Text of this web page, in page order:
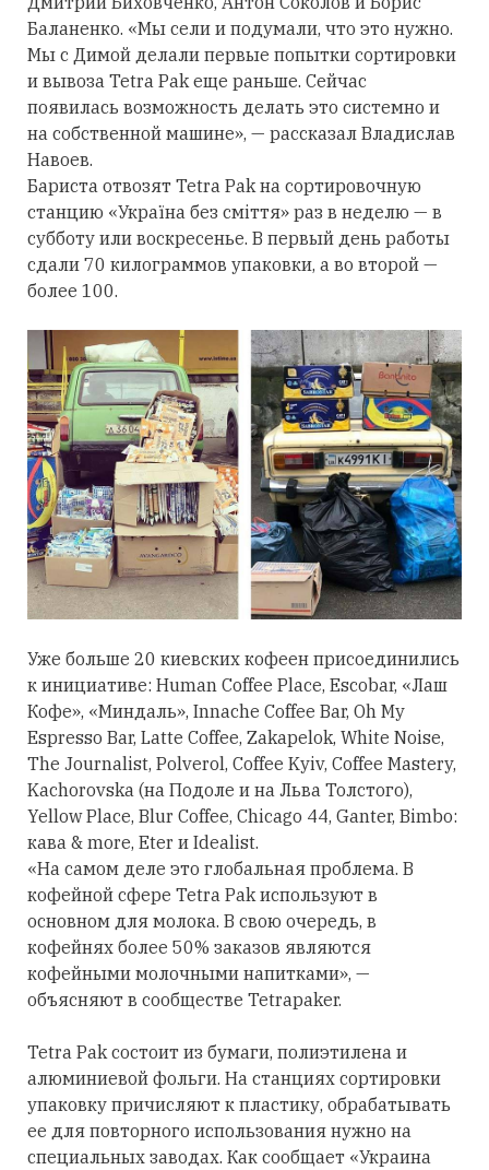
Баланенко. «Мы сели и подумали, что это нужно.
Мы с Димой делали первые попытки сортировки
и вывоза Tetra Pak еще раньше. Сейчас
появилась возможность делать это системно и
на собственной машине», — рассказал Владислав
Навоев.
Бариста отвозят Tetra Pak на сортировочную
станцию «Україна без сміття» раз в неделю — в
субботу или воскресенье. В первый день работы
сдали 70 килограммов упаковки, а во второй —
более 100.
Уже больше 20 киевских кофеен присоединились
к инициативе: Human Coffee Place, Escobar, «Лаш
Кофе», «Миндаль», Innache Coffee Bar, Oh My
Espresso Bar, Latte Coffee, Zakapelok, White Noise,
The Journalist, Polverol, Coffee Kyiv, Coffee Mastery,
Kachorovska (на Подоле и на Льва Толстого),
Yellow Place, Blur Coffee, Chicago 44, Ganter, Bimbo:
кава & more, Eter и Idealist.
«На самом деле это глобальная проблема. В
кофейной сфере Tetra Pak используют в
основном для молока. В свою очередь, в
кофейнях более 50% заказов являются
кофейными молочными напитками», —
объясняют в сообществе Tetrapaker.
Tetra Pak состоит из бумаги, полиэтилена и
алюминиевой фольги. На станциях сортировки
упаковку причисляют к пластику, обрабатывать
ее для повторного использования нужно на
специальных заводах. Как сообщает «Украина